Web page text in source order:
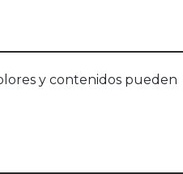
y contenidos pueden